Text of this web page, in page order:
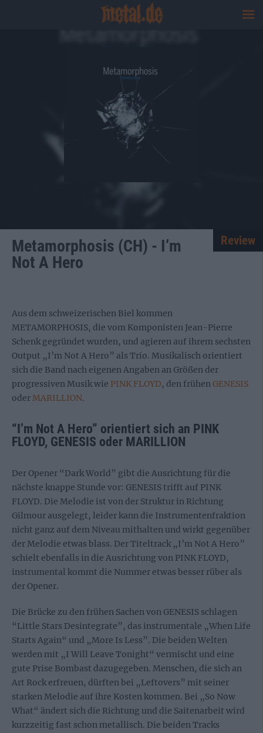
Metamorphosis (CH) - I’m
Not A Hero
Review
Aus dem schweizerischen Biel kommen
METAMORPHOSIS, die vom Komponisten Jean-Pierre
Schenk gegründet wurden, und agieren auf ihrem sechsten
Output „I’m Not A Hero” als Trio. Musikalisch orientiert
sich die Band nach eigenen Angaben an Größen der
progressiven Musik wie PINK FLOYD, den frühen GENESIS
oderMARILLION.
“I’m Not A Hero” orientiert sich an PINK
FLOYD, GENESIS oder MARILLION
Der Opener “Dark World” gibt die Ausrichtung für die
nächste knappe Stunde vor: GENESIS trifft auf PINK
FLOYD. Die Melodie ist von der Struktur in Richtung
Gilmour ausgelegt, leider kann die Instrumentenfraktion
nicht ganz auf dem Niveau mithalten und wirkt gegenüber
der Melodie etwas blass. Der Titeltrack „I’m Not A Hero”
schielt ebenfalls in die Ausrichtung von PINK FLOYD,
instrumental kommt die Nummer etwas besser rüber als
der Opener.
Die Brücke zu den frühen Sachen von GENESIS schlagen
“Little Stars Desintegrate”, das instrumentale „When Life
Starts Again“ und „More Is Less”. Die beiden Welten
werden mit „I Will Leave Tonight“ vermischt und eine
gute Prise Bombast dazugegeben. Menschen, die sich an
Art Rock erfreuen, dürften bei „Leftovers” mit seiner
starken Melodie auf ihre Kosten kommen. Bei „So Now
What“ ändert sich die Richtung und die Saitenarbeit wird
kurzzeitig fast schon metallisch. Die beiden Tracks